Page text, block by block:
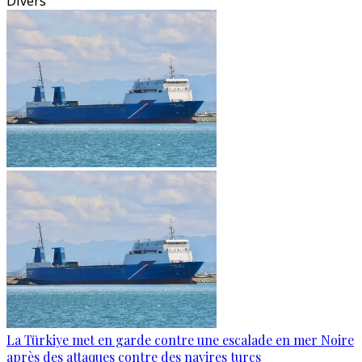
La Türkiye met en garde contre une escalade en mer Noire
après des attaques contre des navires turcs